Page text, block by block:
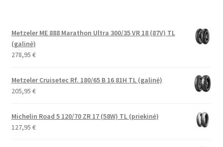
Metzeler ME 888 Marathon Ultra 300/35 VR 18 (87V) TL
(galinė)
278,95 €
Metzeler Cruisetec Rf. 180/65 B 16 81H TL (galinė)
205,95 €
Michelin Road 5 120/70 ZR 17 (58W) TL (priekinė)
127,95 €